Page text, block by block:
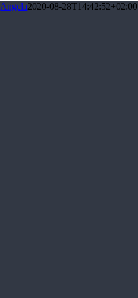
Angela2020-08-28T14:42:52+02:00